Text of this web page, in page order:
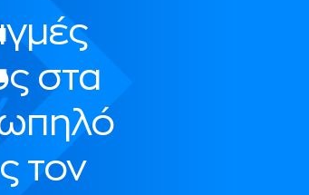
στα
τον